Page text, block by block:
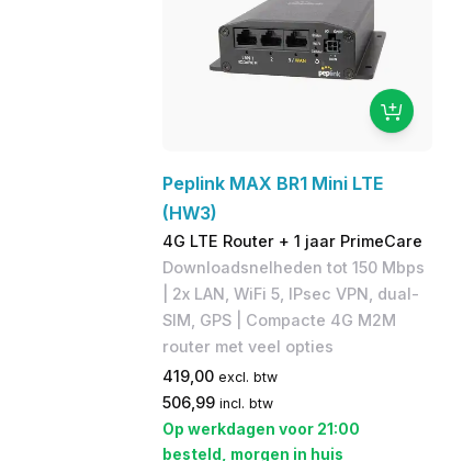
Peplink MAX BR1 Mini LTE
(HW3)
4G LTE Router + 1 jaar PrimeCare
Downloadsnelheden tot 150 Mbps​
| 2x LAN, WiFi 5, IPsec VPN, dual-
SIM, GPS | Compacte 4G M2M
router met veel opties​
419,00 excl. btw
506,99 incl. btw
Op werkdagen voor 21:00
besteld, morgen in huis